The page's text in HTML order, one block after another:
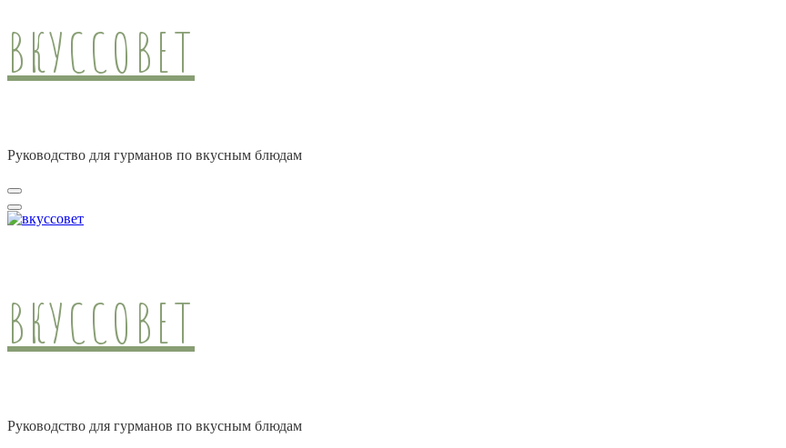
ВКУССОВЕТ
Руководство для гурманов по вкусным блюдам
ВКУССОВЕТ
Руководство для гурманов по вкусным блюдам